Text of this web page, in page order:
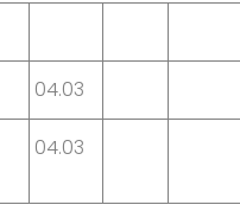
04.03
04.03